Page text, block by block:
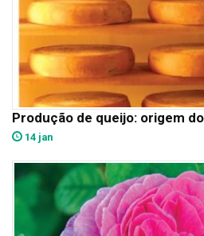
Produção de queijo: origem
14 jan